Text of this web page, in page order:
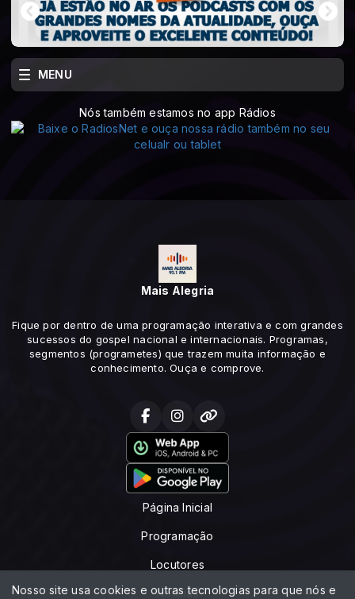
MENU
Nós também estamos no app Rádios
Mais Alegria
Fique por dentro de uma programação interativa e com grandes
sucessos do gospel nacional e internacionais. Programas,
segmentos (programetes) que trazem muita informação e
conhecimento. Ouça e comprove.
Página Inicial
Programação
Locutores
Notícias
Nosso site usa cookies e outras tecnologias para que nós e